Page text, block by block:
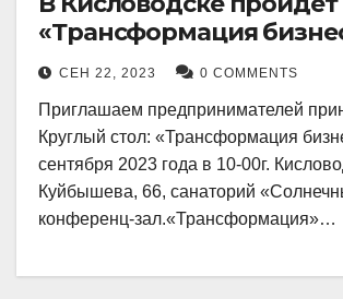
«Трансформация
СЕН 22, 2023 0 COMMENTS
Приглашаем предпринимателей
Круглый стол: «Трансформация
сентября 2023 года в 10-00г.
Куйбышева, 66, санаторий
конференц-зал.«Трансформация»…